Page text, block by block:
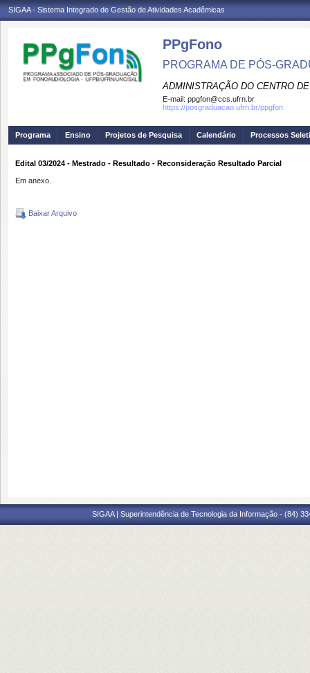
SIGAA - Sistema Integrado de Gestão de Atividades Acadêmicas
PPgFono
PROGRAMA DE PÓS-
ADMINISTRAÇÃO DO CENTRO
E-mail: ppgfon@ccs.ufrn.br
https://posgraduacao.ufrn.br/ppgfon
Programa Ensino Projetos de Pesquisa Calendário Processos
Edital 03/2024 - Mestrado - Resultado - Reconsideração Resultado Parcial
Em anexo.
Baixar Arquivo
SIGAA | Superintendência de Tecnologia da Informação - (84)